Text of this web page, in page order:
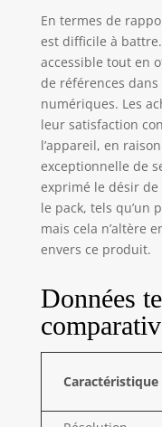
En termes de
est difficile à
accessible tout en
de références
numériques. Les
leur satisfaction
l’appareil, en
exceptionnelle de
exprimé le désir de
le pack, tels qu’un
mais cela n’altère
envers ce produit.
Données
Caractéristique